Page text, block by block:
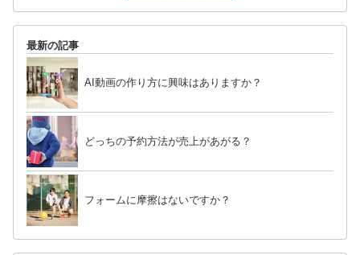
最新の記事
AI動画の作り方に興味はありますか？
どっちの予約方法が売上があがる？
フォームに摩擦はないですか？